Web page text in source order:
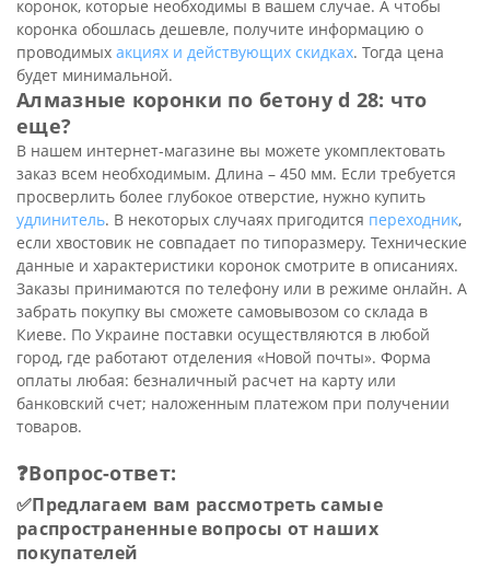
коронок, которые необходимы в вашем случае. А чтобы
коронка обошлась дешевле, получите информацию о
проводимых акциях и действующих скидках. Тогда цена
будет минимальной.
Алмазные коронки по бетону d 28: что
еще?
В нашем интернет-магазине вы можете укомплектовать
заказ всем необходимым. Длина – 450 мм. Если требуется
просверлить более глубокое отверстие, нужно купить
удлинитель. В некоторых случаях пригодится переходник,
если хвостовик не совпадает по типоразмеру. Технические
данные и характеристики коронок смотрите в описаниях.
Заказы принимаются по телефону или в режиме онлайн. А
забрать покупку вы сможете самовывозом со склада в
Киеве. По Украине поставки осуществляются в любой
город, где работают отделения «Новой почты». Форма
оплаты любая: безналичный расчет на карту или
банковский счет; наложенным платежом при получении
товаров.
❓Вопрос-ответ:
✅Предлагаем вам рассмотреть самые
распространенные вопросы от наших
покупателей